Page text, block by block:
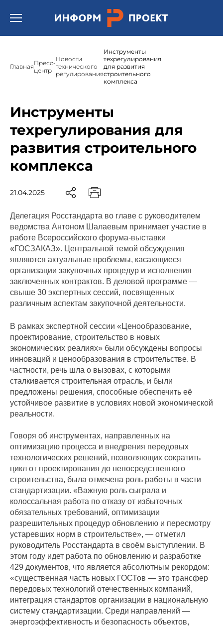
Открыть бургер меню.
ГлавнаяПресс-
центр
Новости
технического
регулирования
Инструменты
техрегулирования
для развития
строительного
комплекса
Инструменты
техрегулирования для
развития строительного
комплекса
21.04.2025
Делегация Росстандарта во главе с руководителем
ведомства Антоном Шалаевым принимает участие в
работе Всероссийского форума-выставки
«ГОСЗАКАЗ». Центральной темой обсуждения
являются актуальные проблемы, касающиеся
организации закупочных процедур и исполнения
заключенных контрактов. В деловой программе —
свыше 30 экспертных сессий, посвященных
различным аспектам закупочной деятельности.
В рамках экспертной сессии «Ценообразование,
проектирование, строительство в новых
экономических реалиях» были обсуждены вопросы
инноваций и ценообразования в строительстве. В
частности, речь шла о вызовах, с которыми
сталкивается строительная отрасль, и были
предложены решения, способные обеспечить её
устойчивое развитие в условиях новой экономической
реальности.
Говоря об инструментах, направленных на
оптимизацию процесса и внедрения передовых
технологических решений, позволяющих сократить
цикл от проектирования до непосредственного
строительства, была отмечена роль работы в части
стандартизации. «Важную роль сыграла и
колоссальная работа по отказу от избыточных
обязательных требований, оптимизации
разрешительных процедур обновлению и пересмотру
устаревших норм в строительстве», — отметил
руководитель Росстандарта в своём выступлении. В
этом году идет работа по обновлению и разработке
429 документов, что является абсолютным рекордом:
«существенная часть новых ГОСТов — это трансфер
передовых технологий отечественных компаний,
интеграция стандартов организации в национальную
систему стандартизации. Среди направлений —
энергоэффективность и безопасность объектов,